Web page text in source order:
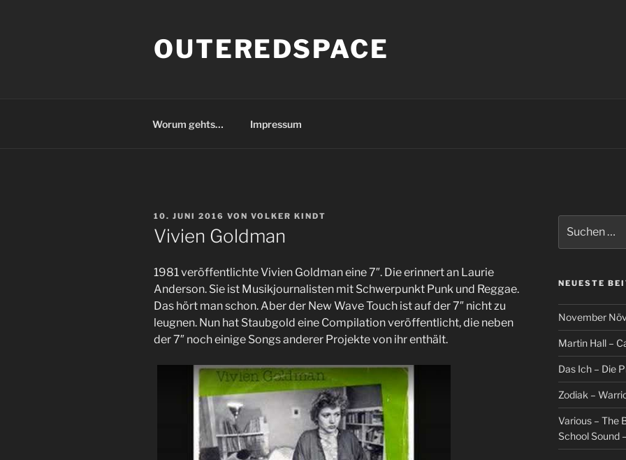
OUTEREDSPACE
Worum gehts… Impressum
VERÖFFENTLICHT
AM
10. JUNI 2016 VON VOLKER KINDT
Vivien Goldman
1981 veröffentlichte Vivien Goldman eine 7″. Die erinnert an Laurie
Anderson. Sie ist Musikjournalisten mit Schwerpunkt Punk und Reggae.
Das hört man schon. Aber der New Wave Touch ist auf der 7″ nicht zu
leugnen. Nun hat Staubgold eine Compilation veröffentlicht, die neben
der 7″ noch einige Songs anderer Projekte von ihr enthält.
nach:
NEUESTE
November
Martin Hall –
Das Ich – Die
Zodiak –
Various – The
School Sound